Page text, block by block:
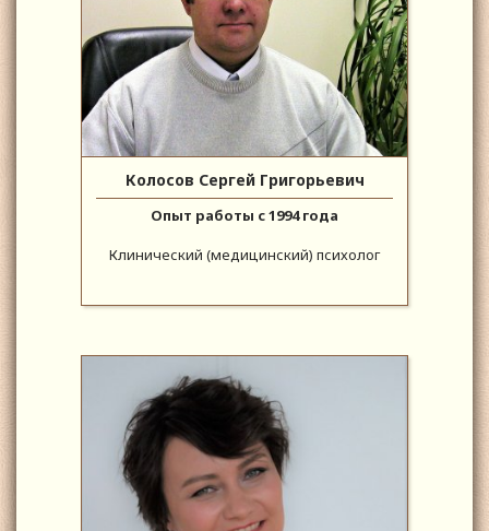
Колосов Сергей Григорьевич
Опыт работы с 1994 года
Клинический (медицинский) психолог